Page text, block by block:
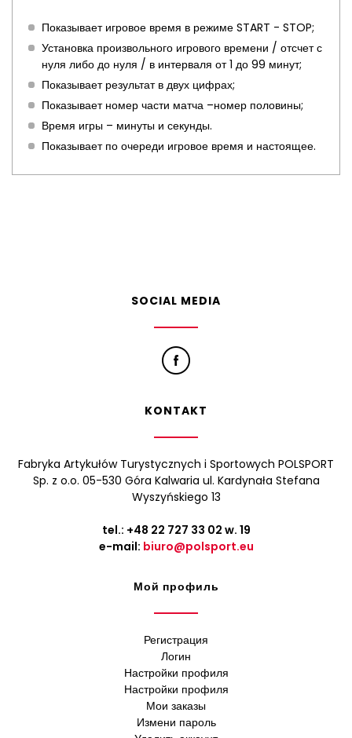
Показывает игровое время в режиме START - STOP;
Установка произвольного игрового времени / отсчет с
нуля либо до нуля / в интерваля от 1 до 99 минут;
Показывает результат в двух цифрах;
Показывает номер части матча –номер половины;
Время игры – минуты и секунды.
Показывает по очереди игровое время и настоящее.
SOCIAL MEDIA
KONTAKT
Fabryka Artykułów Turystycznych i Sportowych POLSPORT
Sp. z o.o. 05-530 Góra Kalwaria ul. Kardynała Stefana
Wyszyńskiego 13
tel.: +48 22 727 33 02 w. 19
e-mail: biuro@polsport.eu
Мой профиль
Регистрация
Логин
Настройки профиля
Настройки профиля
Мои заказы
Измени пароль